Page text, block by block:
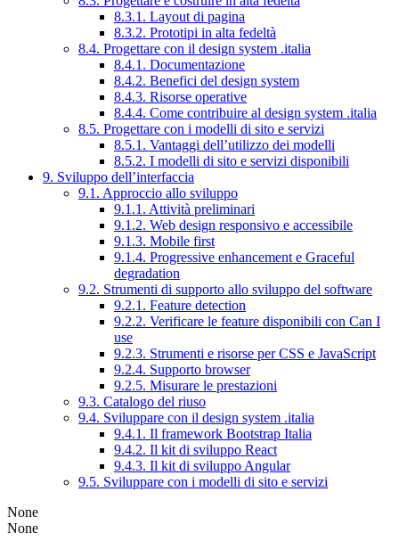
8.3.1. Layout di pagina
8.3.2. Prototipi in alta fedeltà
8.4. Progettare con il design system .italia
8.4.1. Documentazione
8.4.2. Benefici del design system
8.4.3. Risorse operative
8.4.4. Come contribuire al design system .italia
8.5. Progettare con i modelli di sito e servizi
8.5.1. Vantaggi dell’utilizzo dei modelli
8.5.2. I modelli di sito e servizi disponibili
9. Sviluppo dell’interfaccia
9.1. Approccio allo sviluppo
9.1.1. Attività preliminari
9.1.2. Web design responsivo e accessibile
9.1.3. Mobile first
9.1.4. Progressive enhancement e Graceful
degradation
9.2. Strumenti di supporto allo sviluppo del software
9.2.1. Feature detection
9.2.2. Verificare le feature disponibili con Can I
use
9.2.3. Strumenti e risorse per CSS e JavaScript
9.2.4. Supporto browser
9.2.5. Misurare le prestazioni
9.3. Catalogo del riuso
9.4. Sviluppare con il design system .italia
9.4.1. Il framework Bootstrap Italia
9.4.2. Il kit di sviluppo React
9.4.3. Il kit di sviluppo Angular
9.5. Sviluppare con i modelli di sito e servizi
None
None